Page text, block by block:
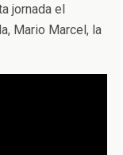
jornada el
Mario Marcel, la